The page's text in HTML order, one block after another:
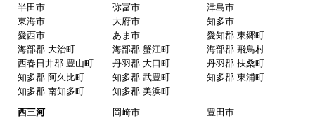
予定の期日までに商品が届きましたか？
商品の梱包は必要十分なものでしたか？
はい
半田市
弥冨市
津島市
東海市
大府市
知多市
愛西市
あま市
愛知郡 東郷町
海部郡 大治町
海部郡 蟹江町
海部郡 飛鳥村
西春日井郡 豊山町
丹羽郡 大口町
丹羽郡 扶桑町
知多郡 阿久比町
知多郡 武豊町
知多郡 東浦町
知多郡 南知多町
知多郡 美浜町
西三河
岡崎市
豊田市